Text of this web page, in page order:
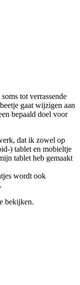
tot verrassende
gaat wijzigen aan
bepaald doel voor
dat ik zowel op
) tablet en mobieltje
tablet heb gemaakt
wordt ook
bekijken.